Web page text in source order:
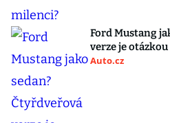
Ford Mustang
verze je otázkou
Auto.cz